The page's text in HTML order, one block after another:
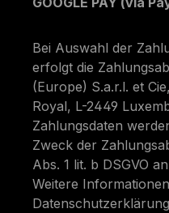
Bei Auswahl der
erfolgt die
(Europe) S.a.r.l. et
Royal, L-2449
Zahlungsdaten
Zweck der
Abs. 1 lit. b DSGVO
Weitere